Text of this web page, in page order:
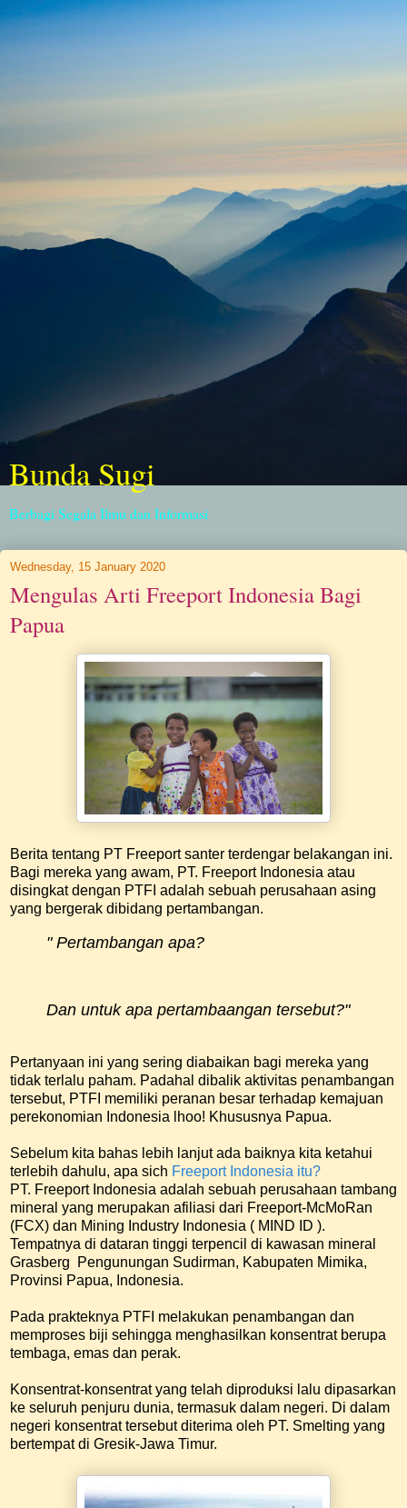
Bunda Sugi
Berbagi Segala Ilmu dan Informasi
Wednesday, 15 January 2020
Mengulas Arti Freeport Indonesia Bagi
Papua
Berita tentang PT Freeport santer terdengar belakangan ini.
Bagi mereka yang awam, PT. Freeport Indonesia atau
disingkat dengan PTFI adalah sebuah perusahaan asing
yang bergerak dibidang pertambangan.
" Pertambangan apa?
Dan untuk apa pertambaangan tersebut?"
Pertanyaan ini yang sering diabaikan bagi mereka yang
tidak terlalu paham. Padahal dibalik aktivitas penambangan
tersebut, PTFI memiliki peranan besar terhadap kemajuan
perekonomian Indonesia lhoo! Khususnya Papua.
Sebelum kita bahas lebih lanjut ada baiknya kita ketahui
terlebih dahulu, apa sich Freeport Indonesia itu?
PT. Freeport Indonesia adalah sebuah perusahaan tambang
mineral yang merupakan afiliasi dari Freeport-McMoRan
(FCX) dan Mining Industry Indonesia ( MIND ID ).
Tempatnya di dataran tinggi terpencil di kawasan mineral
Grasberg Pengunungan Sudirman, Kabupaten Mimika,
Provinsi Papua, Indonesia.
Pada prakteknya PTFI melakukan penambangan dan
memproses biji sehingga menghasilkan konsentrat berupa
tembaga, emas dan perak.
Konsentrat-konsentrat yang telah diproduksi lalu dipasarkan
ke seluruh penjuru dunia, termasuk dalam negeri. Di dalam
negeri konsentrat tersebut diterima oleh PT. Smelting yang
bertempat di Gresik-Jawa Timur.